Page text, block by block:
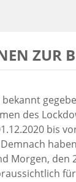
ZUR
des
bis
Morgen, den